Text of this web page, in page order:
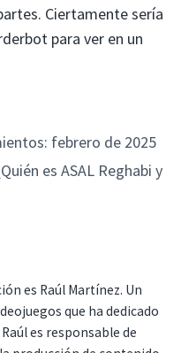
Ciertamente sería
para ver en un
febrero de 2025
es ASAL Reghabi y
es Raúl Martínez. Un
que ha dedicado
es responsable de